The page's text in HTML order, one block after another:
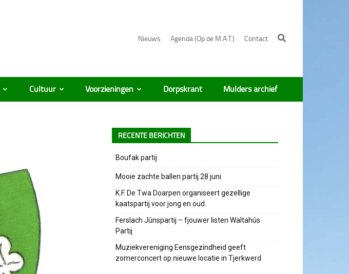
Nieuws Agenda (Op de M.A.T.) Contact
Cultuur Voorzieningen Dorpskrant Mulders archief
RECENTE BERICHTEN
Boufak partij
Mooie zachte ballen partij 28 juni
K.F. De Twa Doarpen organiseert gezellige
kaatspartij voor jong en oud
Ferslach Jûnspartij – fjouwer listen Waltahûs
Partij
Muziekvereniging Eensgezindheid geeft
zomerconcert op nieuwe locatie in Tjerkwerd